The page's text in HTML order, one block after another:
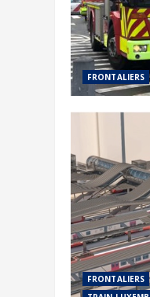
FRONTALIERS
FRONTALIERS